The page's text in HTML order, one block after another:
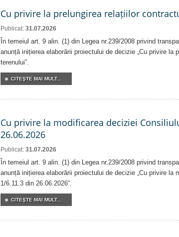
Cu privire la prelungirea relațiilor
Publicat: 31.07.2026
În temeiul art. 9 alin. (1) din Legea nr.239/2008 privind
anunță inițierea elaborării proiectului de decizie „Cu privire
terenului”.
CITEŞTE MAI MULT...
Cu privire la modificarea deciziei
26.06.2026
Publicat: 31.07.2026
În temeiul art. 9 alin. (1) din Legea nr.239/2008 privind
anunță inițierea elaborării proiectului de decizie „Cu privire
1/6.11.3 din 26.06.2026”.
CITEŞTE MAI MULT...